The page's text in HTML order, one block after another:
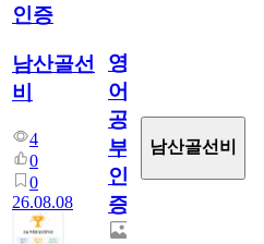
인증
남산골선
비
4
0
0
26.08.08
영
어
공
부
인
증
남산골선비